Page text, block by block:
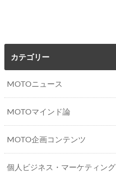
カテゴリー
MOTOニュース
MOTOマインド論
MOTO企画コンテンツ
個人ビジネス・マーケティング